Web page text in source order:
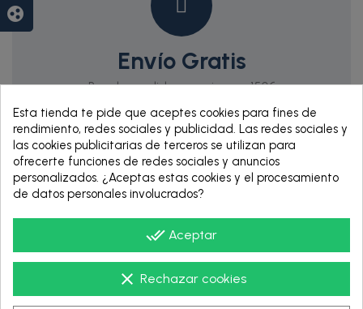
Envío Gratis
Para los pedidos superiores a 150€
HASTA 60 MESES
Esta tienda te pide que aceptes cookies para fines de
rendimiento, redes sociales y publicidad. Las redes sociales y
las cookies publicitarias de terceros se utilizan para
ofrecerte funciones de redes sociales y anuncios
personalizados. ¿Aceptas estas cookies y el procesamiento
de datos personales involucrados?
done_all Aceptar
clear Rechazar cookies
group_work